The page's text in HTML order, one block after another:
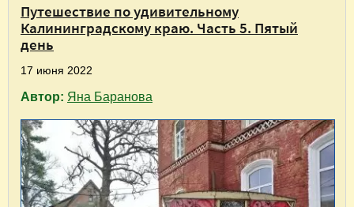
Путешествие по удивительному
Калининградскому краю. Часть 5. Пятый
день
17 июня 2022
Автор: Яна Баранова